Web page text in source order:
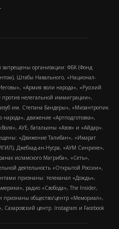
запрещены организации: ФБК (Фонд
Штабы Навального, «Национал-
«Армия воли народа», «Русский
нелегальной иммиграции»,
им. Степана Бандеры», «Мизантропик
движение «Артподготовка»,
АУЕ, батальоны «Азов» и «Айдар».
«Движение Талибан», «Имарат
ИГИЛ), Джебхад-ан-Нусра, «АУМ Синрике»,
исламского Магриба», «Сеть»,
деятельность «Открытой России»,
признаны: телеканал «Дождь»,
радио «Свобода», The Insider,
общество/центр «Мемориал»,
центр. Instagram и Facebook